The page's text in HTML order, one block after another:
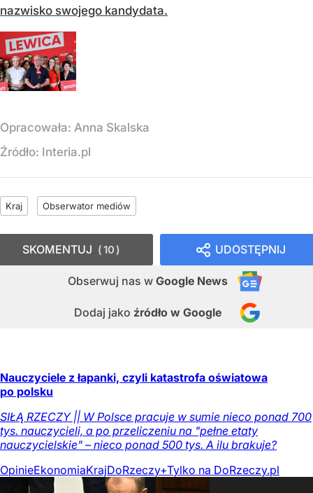
nazwisko swojego kandydata.
Opracowała: Anna Skalska
Źródło: Interia.pl
Kraj Obserwator mediów
UDOSTĘPNIJ
Obserwuj nas w Google News
Dodaj jako źródło w Google
SKOMENTUJ 10
Nauczyciele z łapanki, czyli katastrofa oświatowa
po polsku
SIŁĄ RZECZY || W Polsce pracuje w sumie nieco ponad 700
tys. nauczycieli, a po przeliczeniu na "pełne etaty
nauczycielskie" – nieco ponad 500 tys. A ilu brakuje?
OpinieEkonomiaKrajDoRzeczy+Tylko na DoRzeczy.pl